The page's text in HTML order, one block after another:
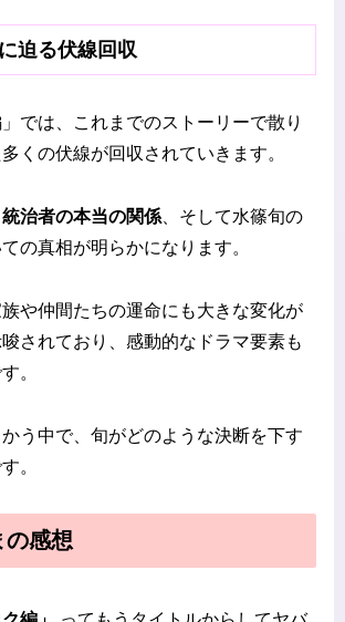
迫る伏線回収
」では、これまでのストーリーで散り
くの伏線が回収されていきます。
治者の本当の関係 、そして水篠旬の
の真相が明らかになります。
や仲間たちの運命にも大きな変化が
されており、感動的なドラマ要素も
。
う中で、旬がどのような決断を下す
。
の感想